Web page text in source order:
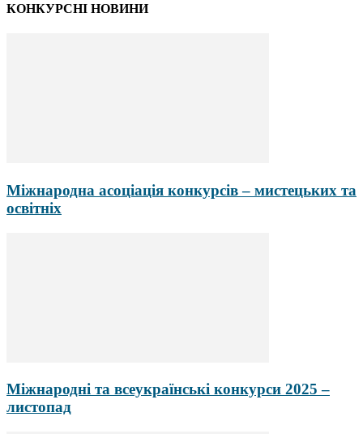
КОНКУРСНІ НОВИНИ
Міжнародна асоціація конкурсів – мистецьких та
освітніх
Міжнародні та всеукраїнські конкурси 2025 –
листопад